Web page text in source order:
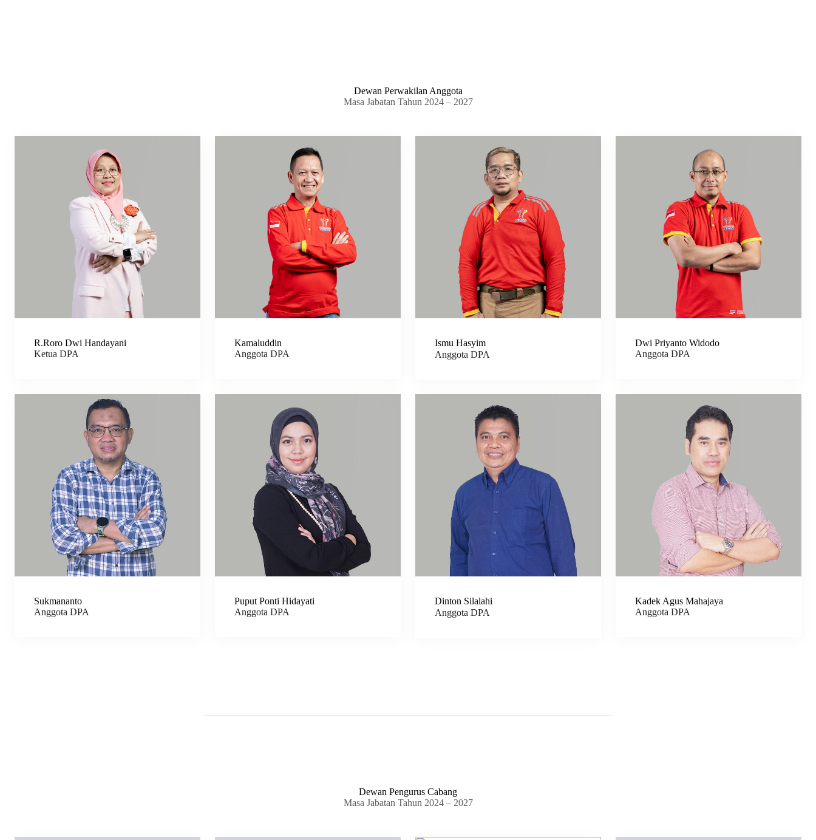
Dewan Perwakilan Anggota
Masa Jabatan Tahun 2024 – 2027
R.Roro Dwi Handayani
Ketua DPA
Kamaluddin
Anggota DPA
Ismu Hasyim
Anggota DPA
Dwi Priyanto Widodo
Anggota DPA
Sukmananto
Anggota DPA
Puput Ponti Hidayati
Anggota DPA
Dinton Silalahi
Anggota DPA
Kadek Agus Mahajaya
Anggota DPA
Dewan Pengurus Cabang
Masa Jabatan Tahun 2024 – 2027